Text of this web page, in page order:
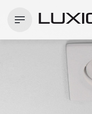
para
conteúdo